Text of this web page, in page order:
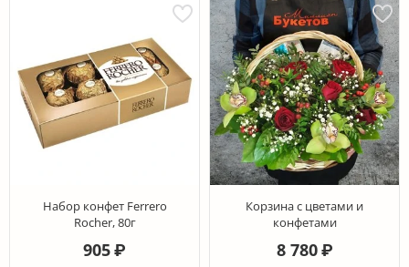
Набор конфет Ferrero
Rocher, 80г
905₽
Корзина с цветами и
конфетами
8 780 ₽